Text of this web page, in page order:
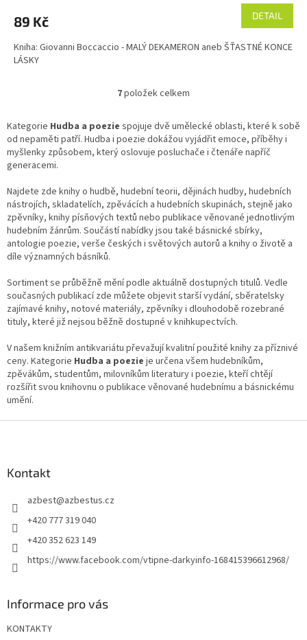
89 Kč DETAIL
Kniha: Giovanni Boccaccio - MALÝ DEKAMERON aneb ŠŤASTNÉ KONCE
LÁSKY
O
l
á
d
í
p
r
v
k
ý
p
i
s
7položek celkem
Kategorie Hudba a poezie spojuje dvě umělecké oblasti, které k sobě
od nepaměti patří. Hudba i poezie dokážou vyjádřit emoce, příběhy i
myšlenky způsobem, který oslovuje posluchače i čtenáře napříč
generacemi.
Najdete zde knihy o hudbě, hudební teorii, dějinách hudby, hudebních
nástrojích, skladatelích, zpěvácích a hudebních skupinách, stejně jako
zpěvníky, knihy písňových textů nebo publikace věnované jednotlivým
hudebním žánrům. Součástí nabídky jsou také básnické sbírky,
antologie poezie, verše českých i světových autorů a knihy o životě a
díle významných básníků.
Sortiment se průběžně mění podle aktuálně dostupných titulů. Vedle
současných publikací zde můžete objevit starší vydání, sběratelsky
zajímavé knihy, notové materiály, zpěvníky i dlouhodobě rozebrané
tituly, které již nejsou běžně dostupné v knihkupectvích.
V našem knižním antikvariátu převažují kvalitní použité knihy za příznivé
ceny. Kategorie Hudba a poezie je určena všem hudebníkům,
zpěvákům, studentům, milovníkům literatury i poezie, kteří chtějí
rozšířit svou knihovnu o publikace věnované hudebnímu a básnickému
umění.
Kontakt
azbest@azbestus.cz
+420 777 319 040
+420 352 623 149
https://www.facebook.com/vtipne-darkyinfo-168415396612968/
Informace pro vás
KONTAKTY